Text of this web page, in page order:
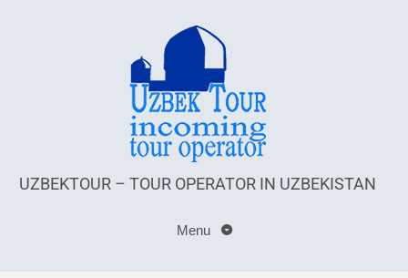
UZBEKTOUR – TOUR OPERATOR IN UZBEKISTAN
Menu